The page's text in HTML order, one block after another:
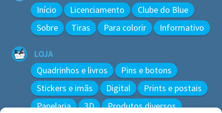
Início Licenciamento
Clube do Blue
Sobre
Tiras Para colorir Informativo
LOJA
Quadrinhos e livros
Pins e botons
Stickers e imãs
Digital
Prints e postais
Papelaria
3D Produtos diversos